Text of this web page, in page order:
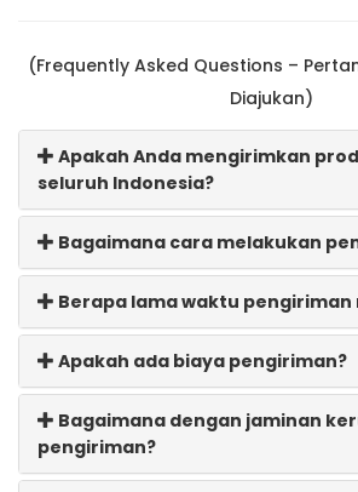
(Frequently Asked Questions –
Diajukan)
Apakah Anda mengirimkan
seluruh Indonesia?
Bagaimana cara melakukan
Berapa lama waktu
Apakah ada biaya pengiriman?
Bagaimana dengan jaminan
pengiriman?